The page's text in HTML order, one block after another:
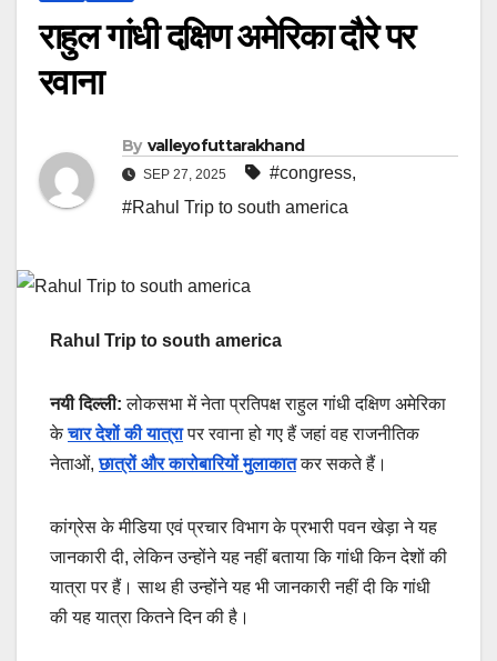
राहुल गांधी दक्षिण अमेरिका दौरे पर
रवाना
By valleyofuttarakhand
SEP 27, 2025 #congress,
#Rahul Trip to south america
Rahul Trip to south america
नयी दिल्ली:लोकसभा में नेता प्रतिपक्ष राहुल गांधी दक्षिण अमेरिका
केचार देशों की यात्रापर रवाना हो गए हैं जहां वह राजनीतिक
नेताओं,छात्रों और कारोबारियों मुलाकातकर सकते हैं।
कांग्रेस के मीडिया एवं प्रचार विभाग के प्रभारी पवन खेड़ा ने यह
जानकारी दी, लेकिन उन्होंने यह नहीं बताया कि गांधी किन देशों की
यात्रा पर हैं। साथ ही उन्होंने यह भी जानकारी नहीं दी कि गांधी
की यह यात्रा कितने दिन की है।